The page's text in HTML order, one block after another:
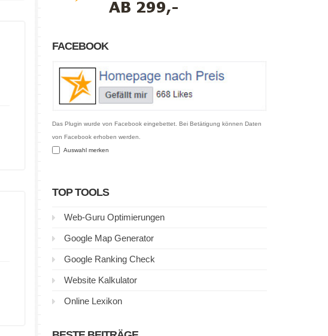
FACEBOOK
Das Plugin wurde von Facebook eingebettet. Bei Betätigung können Daten
von Facebook erhoben werden.
Auswahl merken
TOP TOOLS
Web-Guru Optimierungen
Google Map Generator
Google Ranking Check
Website Kalkulator
Online Lexikon